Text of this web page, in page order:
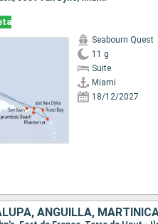
Seabourn Quest
11 g
Suite
Miami
18/12/2027